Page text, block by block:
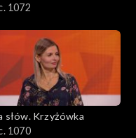
1072
słów. Krzyżówka
1070